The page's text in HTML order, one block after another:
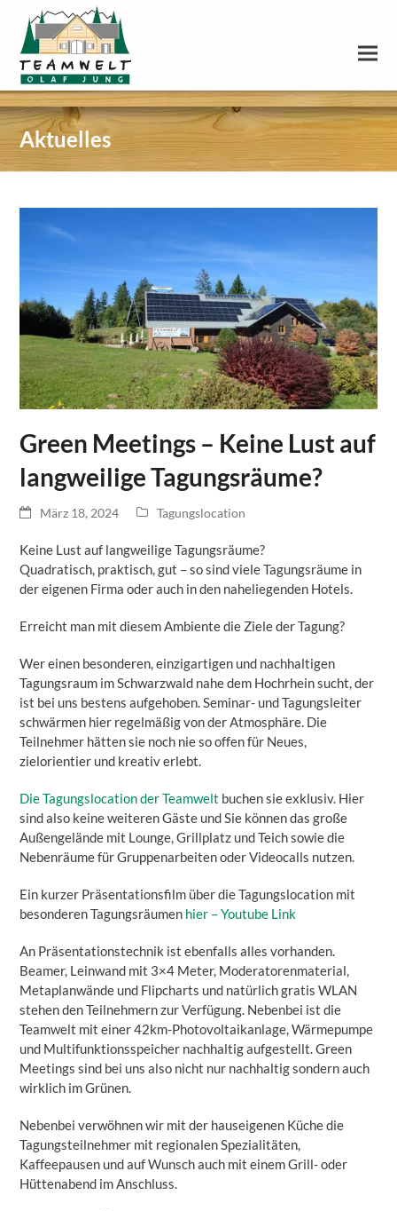
Aktuelles
Green Meetings – Keine Lust auf
langweilige Tagungsräume?
März 18, 2024 Tagungslocation
Keine Lust auf langweilige Tagungsräume?
Quadratisch, praktisch, gut – so sind viele Tagungsräume in
der eigenen Firma oder auch in den naheliegenden Hotels.
Erreicht man mit diesem Ambiente die Ziele der Tagung?
Wer einen besonderen, einzigartigen und nachhaltigen
Tagungsraum im Schwarzwald nahe dem Hochrhein sucht, der
ist bei uns bestens aufgehoben. Seminar- und Tagungsleiter
schwärmen hier regelmäßig von der Atmosphäre. Die
Teilnehmer hätten sie noch nie so offen für Neues,
zielorientier und kreativ erlebt.
Die Tagungslocation der Teamwelt buchen sie exklusiv. Hier
sind also keine weiteren Gäste und Sie können das große
Außengelände mit Lounge, Grillplatz und Teich sowie die
Nebenräume für Gruppenarbeiten oder Videocalls nutzen.
Ein kurzer Präsentationsfilm über die Tagungslocation mit
besonderen Tagungsräumen hier – Youtube Link
An Präsentationstechnik ist ebenfalls alles vorhanden.
Beamer, Leinwand mit 3×4 Meter, Moderatorenmaterial,
Metaplanwände und Flipcharts und natürlich gratis WLAN
stehen den Teilnehmern zur Verfügung. Nebenbei ist die
Teamwelt mit einer 42km-Photovoltaikanlage, Wärmepumpe
und Multifunktionsspeicher nachhaltig aufgestellt. Green
Meetings sind bei uns also nicht nur nachhaltig sondern auch
wirklich im Grünen.
Nebenbei verwöhnen wir mit der hauseigenen Küche die
Tagungsteilnehmer mit regionalen Spezialitäten,
Kaffeepausen und auf Wunsch auch mit einem Grill- oder
Hüttenabend im Anschluss.